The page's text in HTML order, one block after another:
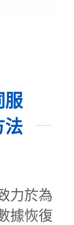
服
法
力於為
據恢復